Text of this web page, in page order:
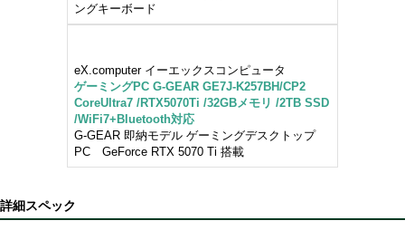
ングキーボード
eX.computer イーエックスコンピュータ
ゲーミングPC G-GEAR GE7J-K257BH/CP2
CoreUltra7 /RTX5070Ti /32GBメモリ /2TB SSD
/WiFi7+Bluetooth対応
G-GEAR 即納モデル ゲーミングデスクトップ
PC GeForce RTX 5070 Ti 搭載
詳細スペック